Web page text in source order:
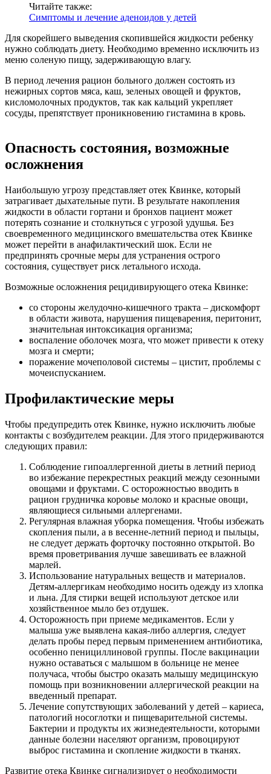
Читайте также:
Симптомы и лечение аденоидов у детей
Для скорейшего выведения скопившейся жидкости ребенку
нужно соблюдать диету. Необходимо временно исключить из
меню соленую пищу, задерживающую влагу.
В период лечения рацион больного должен состоять из
нежирных сортов мяса, каш, зеленых овощей и фруктов,
кисломолочных продуктов, так как кальций укрепляет
сосуды, препятствует проникновению гистамина в кровь.
Опасность состояния, возможные
осложнения
Наибольшую угрозу представляет отек Квинке, который
затрагивает дыхательные пути. В результате накопления
жидкости в области гортани и бронхов пациент может
потерять сознание и столкнуться с угрозой удушья. Без
своевременного медицинского вмешательства отек Квинке
может перейти в анафилактический шок. Если не
предпринять срочные меры для устранения острого
состояния, существует риск летального исхода.
Возможные осложнения рецидивирующего отека Квинке:
со стороны желудочно-кишечного тракта – дискомфорт
в области живота, нарушения пищеварения, перитонит,
значительная интоксикация организма;
воспаление оболочек мозга, что может привести к отеку
мозга и смерти;
поражение мочеполовой системы – цистит, проблемы с
мочеиспусканием.
Профилактические меры
Чтобы предупредить отек Квинке, нужно исключить любые
контакты с возбудителем реакции. Для этого придерживаются
следующих правил:
Соблюдение гипоаллергенной диеты в летний период
во избежание перекрестных реакций между сезонными
овощами и фруктами. С осторожностью вводить в
рацион грудничка коровье молоко и красные овощи,
являющиеся сильными аллергенами.
Регулярная влажная уборка помещения. Чтобы избежать
скопления пыли, а в весенне-летний период и пыльцы,
не следует держать форточку постоянно открытой. Во
время проветривания лучше завешивать ее влажной
марлей.
Использование натуральных веществ и материалов.
Детям-аллергикам необходимо носить одежду из хлопка
и льна. Для стирки вещей используют детское или
хозяйственное мыло без отдушек.
Осторожность при приеме медикаментов. Если у
малыша уже выявлена какая-либо аллергия, следует
делать пробы перед первым применением антибиотика,
особенно пенициллиновой группы. После вакцинации
нужно оставаться с малышом в больнице не менее
получаса, чтобы быстро оказать малышу медицинскую
помощь при возникновении аллергической реакции на
введенный препарат.
Лечение сопутствующих заболеваний у детей – кариеса,
патологий носоглотки и пищеварительной системы.
Бактерии и продукты их жизнедеятельности, которыми
данные болезни населяют организм, провоцируют
выброс гистамина и скопление жидкости в тканях.
Развитие отека Квинке сигнализирует о необходимости